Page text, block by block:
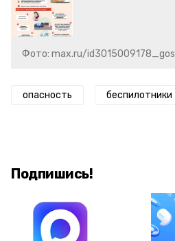
Фото: max.ru/id3015009178_gos
опасность беспилотники
Подпишись!